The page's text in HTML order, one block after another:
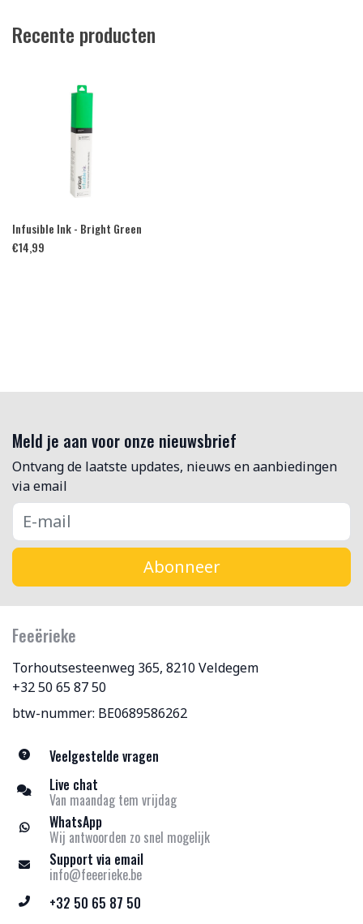
Recente producten
Infusible Ink - Bright Green
€14,99
Meld je aan voor onze nieuwsbrief
Ontvang de laatste updates, nieuws en aanbiedingen
via email
Abonneer
Feeërieke
Torhoutsesteenweg 365, 8210 Veldegem
+32 50 65 87 50
btw-nummer: BE0689586262
Veelgestelde vragen
Live chat
Van maandag tem vrijdag
WhatsApp
Wij antwoorden zo snel mogelijk
Support via email
info@feeerieke.be
+32 50 65 87 50